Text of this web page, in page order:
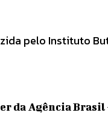
pelo Instituto
da Agência Brasil